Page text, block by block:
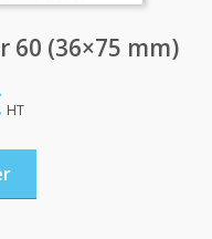
60 (36×75 mm)
HT